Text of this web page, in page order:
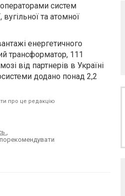
систем
та атомної
енергетичного
трансформатор, 111
від партнерів в Україні
додано понад 2,2
про це редакцію
,